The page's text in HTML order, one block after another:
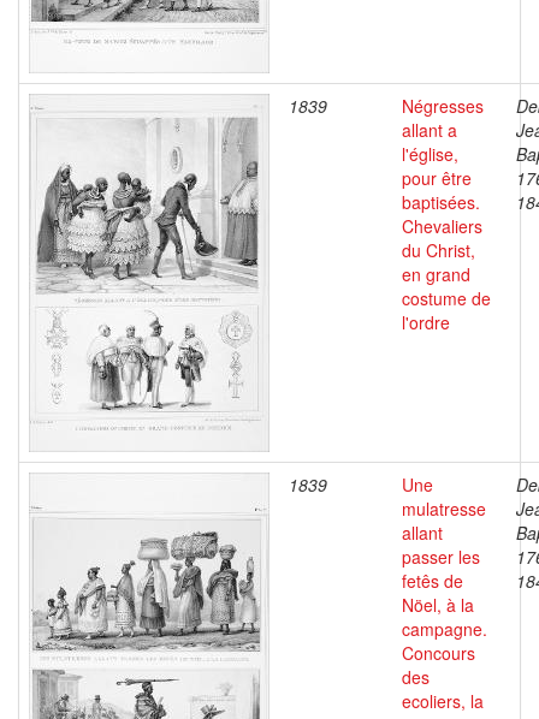
1839
Négresses
allant a
l'église,
pour être
baptisées.
Chevaliers
du Christ,
en grand
costume de
l'ordre
1839
Une
mulatresse
allant
passer les
fetês de
Nöel, à la
campagne.
Concours
des
ecoliers, la